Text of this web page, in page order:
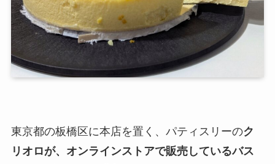
東京都の板橋区に本店を置く、パティスリーのク
リオロが、オンラインストアで販売しているバス